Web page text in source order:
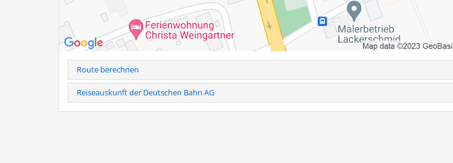
Route berechnen
Reiseauskunft der Deutschen Bahn AG